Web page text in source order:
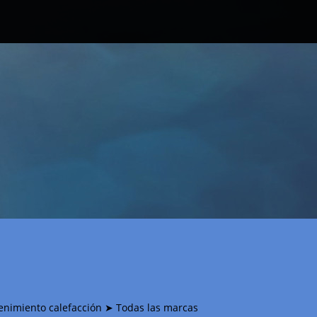
calefacción ➤ Todas las marcas